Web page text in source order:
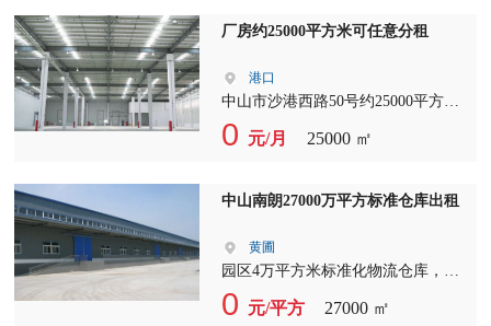
平台，主道旁边，近高速，欢迎实地
厂房约25000平方米可任意分租
港口
中山市沙港西路50号约25000平方米
任意分租，厂房有办公楼、宿舍配
套，水电齐全，招工非常好（近市场
KTV、沐足城、棋牌、宾馆等等价格
0 元/月 25000 ㎡
中山南朗27000万平方标准仓库出租
黄圃
园区4万平方米标准化物流仓库，专
业的现代化搬运、装卸设备； （支
持日租、周租、月租、年租）； 专
0 元/平方 27000 ㎡